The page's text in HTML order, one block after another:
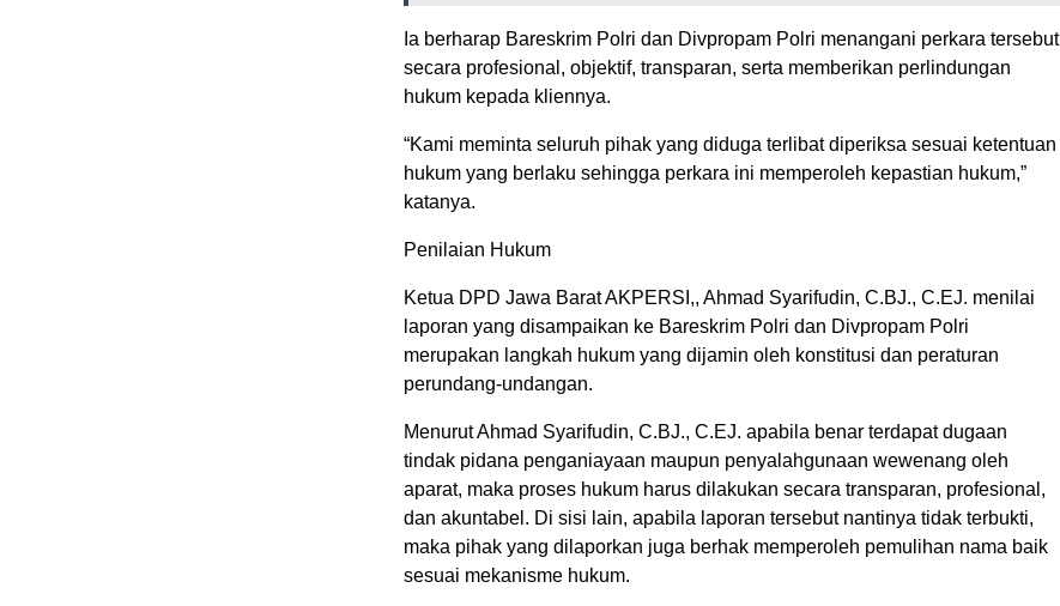
Ia berharap Bareskrim Polri dan Divpropam Polri menangani perkara tersebut
secara profesional, objektif, transparan, serta memberikan perlindungan
hukum kepada kliennya.
“Kami meminta seluruh pihak yang diduga terlibat diperiksa sesuai ketentuan
hukum yang berlaku sehingga perkara ini memperoleh kepastian hukum,”
katanya.
Penilaian Hukum
Ketua DPD Jawa Barat AKPERSI,, Ahmad Syarifudin, C.BJ., C.EJ. menilai
laporan yang disampaikan ke Bareskrim Polri dan Divpropam Polri
merupakan langkah hukum yang dijamin oleh konstitusi dan peraturan
perundang-undangan.
Menurut Ahmad Syarifudin, C.BJ., C.EJ. apabila benar terdapat dugaan
tindak pidana penganiayaan maupun penyalahgunaan wewenang oleh
aparat, maka proses hukum harus dilakukan secara transparan, profesional,
dan akuntabel. Di sisi lain, apabila laporan tersebut nantinya tidak terbukti,
maka pihak yang dilaporkan juga berhak memperoleh pemulihan nama baik
sesuai mekanisme hukum.